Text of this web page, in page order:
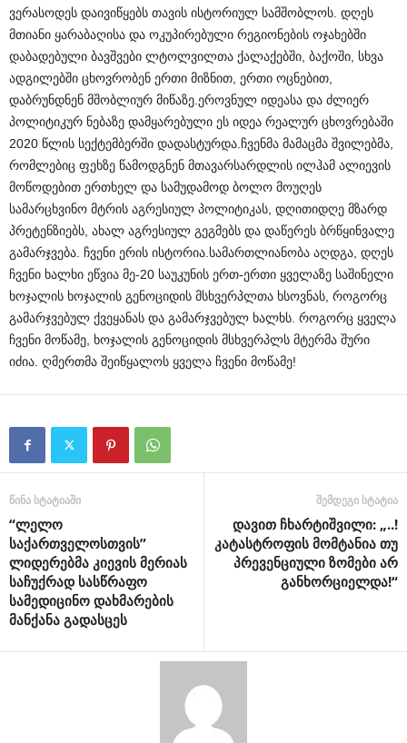
ვერასოდეს დაივიწყებს თავის ისტორიულ სამშობლოს. დღეს
მთიანი ყარაბაღისა და ოკუპირებული რეგიონების ოჯახებში
დაბადებული ბავშვები ლტოლვილთა ქალაქებში, ბაქოში, სხვა
ადგილებში ცხოვრობენ ერთი მიზნით, ერთი ოცნებით,
დაბრუნდნენ მშობლიურ მიწაზე.ეროვნულ იდეასა და ძლიერ
პოლიტიკურ ნებაზე დამყარებული ეს იდეა რეალურ ცხოვრებაში
2020 წლის სექტემბერში დადასტურდა.ჩვენმა მამაცმა შვილებმა,
რომლებიც ფეხზე წამოდგნენ მთავარსარდლის ილჰამ ალიევის
მოწოდებით ერთხელ და სამუდამოდ ბოლო მოუღეს
სამარცხვინო მტრის აგრესიულ პოლიტიკას, დღითიდღე მზარდ
პრეტენზიებს, ახალ აგრესიულ გეგმებს და დაწერეს ბრწყინვალე
გამარჯვება. ჩვენი ერის ისტორია.სამართლიანობა აღდგა, დღეს
ჩვენი ხალხი ეწვია მე-20 საუკუნის ერთ-ერთი ყველაზე საშინელი
ხოჯალის ხოჯალის გენოციდის მსხვერპლთა ხსოვნას, როგორც
გამარჯვებულ ქვეყანას და გამარჯვებულ ხალხს. როგორც ყველა
ჩვენი მოწამე, ხოჯალის გენოციდის მსხვერპლს მტერმა შური
იძია. ღმერთმა შეიწყალოს ყველა ჩვენი მოწამე!
წინა სტატიაში
“ლელო
საქართველოსთვის”
ლიდერებმა კიევის მერიას
საჩუქრად სასწრაფო
სამედიცინო დახმარების
მანქანა გადასცეს
შემდეგი სტატია
დავით ჩხარტიშვილი: „..!
კატასტროფის მომტანია თუ
პრევენციული ზომები არ
განხორციელდა!“